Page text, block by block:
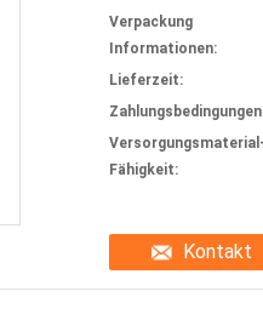
Verpackung
Informationen:
Lieferzeit:
Versorgungsmaterial-
Fähigkeit:
Kontakt